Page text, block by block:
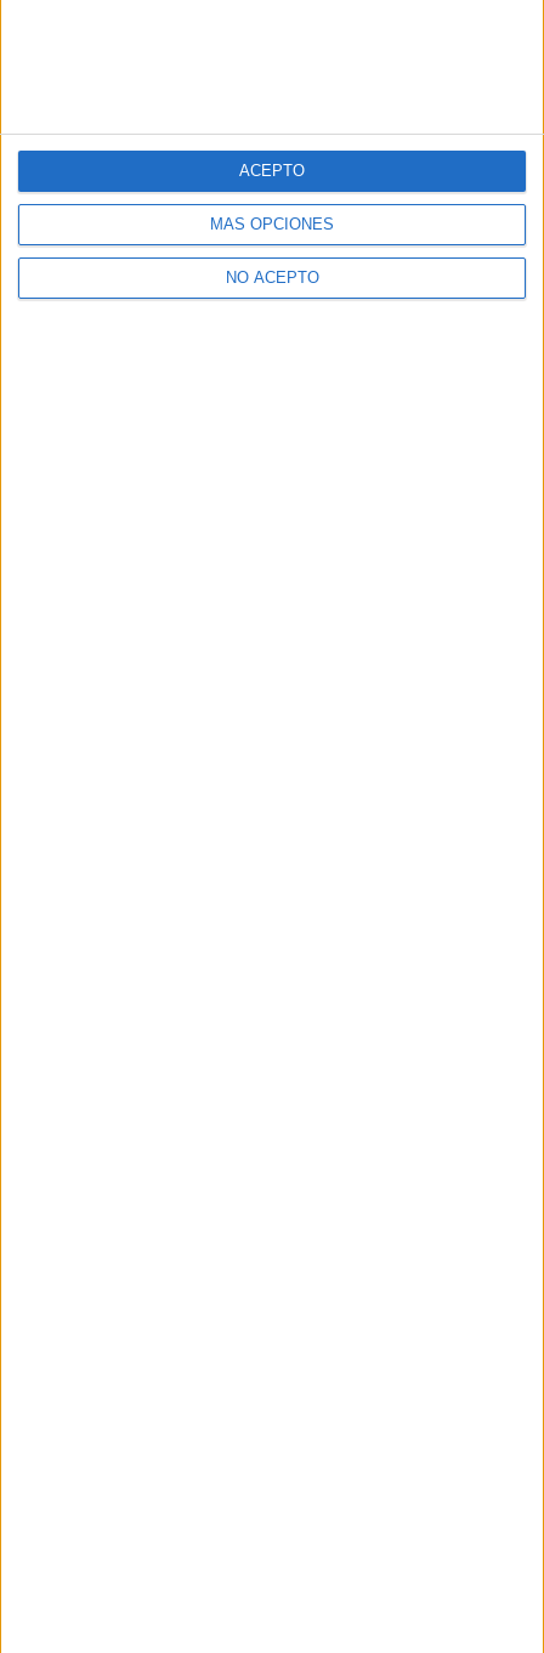
MÁS OPCIONES
NO ACEPTO
ACEPTO